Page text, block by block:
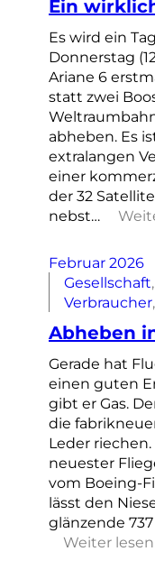
Ein
Es wird ein
Donnerstag
Ariane 6
statt zwei
abheben. Es
extralangen
einer
der 32
nebst…
Februar 2026
Gesellschaft,
Verbraucher,
Abheben
Gerade hat
einen guten
gibt er Gas.
die
Leder
neuester
vom Boeing-
lässt den
glänzende
Weiter lesen